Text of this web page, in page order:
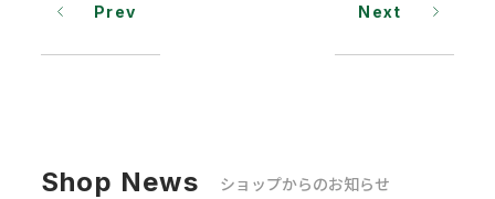
Prev Next
Shop News ショップからのお知らせ